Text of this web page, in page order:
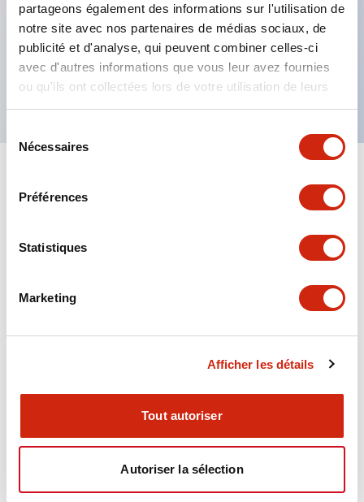
partageons également des informations sur l'utilisation de
notre site avec nos partenaires de médias sociaux, de
publicité et d'analyse, qui peuvent combiner celles-ci
avec d'autres informations que vous leur avez fournies
ou qu'ils ont collectées lors de votre utilisation de leurs
services.
Nécessaires
Préférences
Statistiques
Marketing
Afficher les détails
Tout autoriser
Autoriser la sélection
possible.
Structure de sécurité de 3e génération :
déclenchement à 2 actions, garde intégrée,
structure de protection des doigts IP20.
Tout développer+
Functional Specifications
Mounting and Installation Specifications
Documents et fichiers